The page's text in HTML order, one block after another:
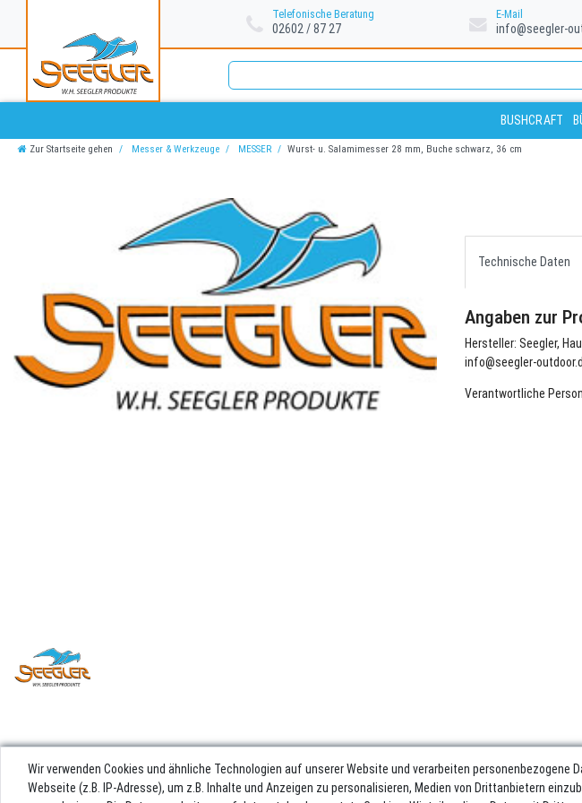
Telefonische Beratung
02602 / 87 27
E-Mail
info@seegler-
BUSHCRAFT
Zur Startseite gehen Messer & Werkzeuge MESSER Wurst- u. Salamimesser 28 mm, Buche schwarz, 36 cm
Technische Daten
Angaben zur
Hersteller: Seegler,
info@seegler-
Verantwortliche
Wir verwenden Cookies und ähnliche Technologien auf unserer Website und verarbeiten personenbezogene
Webseite (z.B. IP-Adresse), um z.B. Inhalte und Anzeigen zu personalisieren, Medien von Drittanbietern